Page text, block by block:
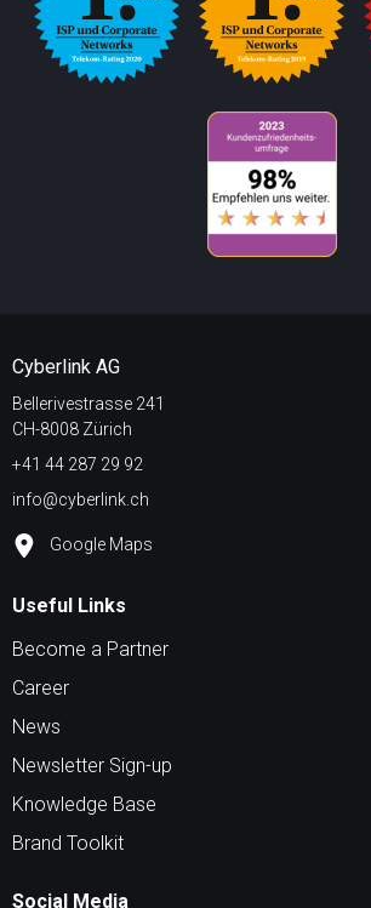
Cyberlink AG
Bellerivestrasse 241
CH-8008 Zürich
+41 44 287 29 92
info@cyberlink.ch
Google Maps
Useful Links
Become a Partner
Career
News
Newsletter Sign-up
Knowledge Base
Brand Toolkit
Social Media